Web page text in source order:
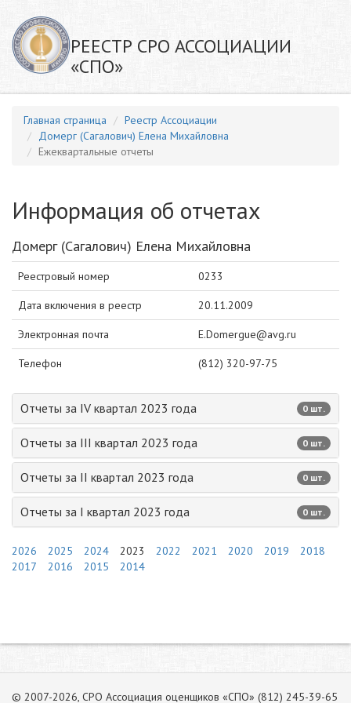
РЕЕСТР СРО АССОЦИАЦИИ
«СПО»
Главная страница
Реестр Ассоциации
Домерг (Сагалович) Елена Михайловна
Ежеквартальные отчеты
Информация об отчетах
Домерг (Сагалович) Елена Михайловна
Реестровый номер 0233
Дата включения в реестр 20.11.2009
Электронная почта E.Domergue@avg.ru
Телефон (812) 320-97-75
Отчеты за IV квартал 2023 года 0 шт.
Отчеты за III квартал 2023 года 0 шт.
Отчеты за II квартал 2023 года 0 шт.
Отчеты за I квартал 2023 года 0 шт.
2026 2025 2024 2023 2022 2021 2020 2019
2018
2017
2016 2015 2014
© 2007-2026, СРО Ассоциация оценщиков «СПО» (812) 245-39-65